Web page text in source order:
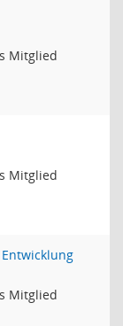
Mitglied
Mitglied
Mitglied